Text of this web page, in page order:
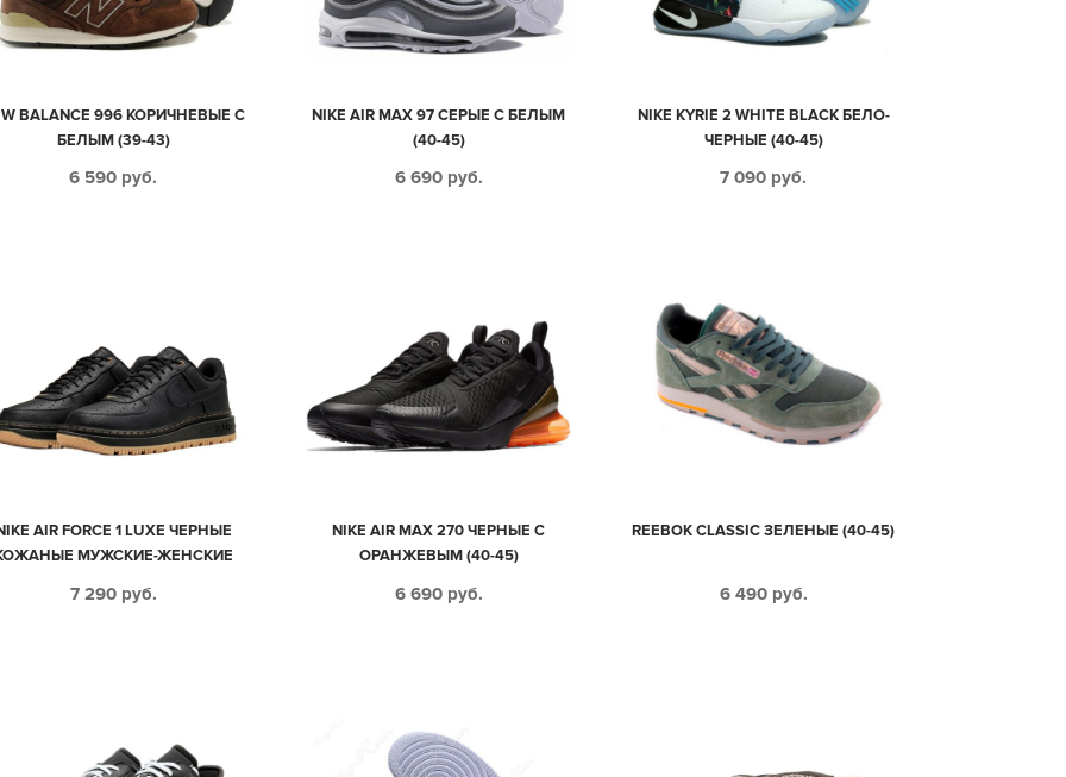
BALANCE 996 КОРИЧНЕВЫЕ С
БЕЛЫМ (39-43)
6 590 руб.
NIKE AIR MAX 97 СЕРЫЕ С БЕЛЫМ
(40-45)
6 690 руб.
NIKE KYRIE 2 WHITE BLACK БЕЛО-
ЧЕРНЫЕ (40-45)
7 090 руб.
AIR FORCE 1 LUXE ЧЕРНЫЕ
МУЖСКИЕ-ЖЕНСКИЕ
7 290 руб.
NIKE AIR MAX 270 ЧЕРНЫЕ С
ОРАНЖЕВЫМ (40-45)
6 690 руб.
REEBOK CLASSIC ЗЕЛЕНЫЕ (40-45)
6 490 руб.